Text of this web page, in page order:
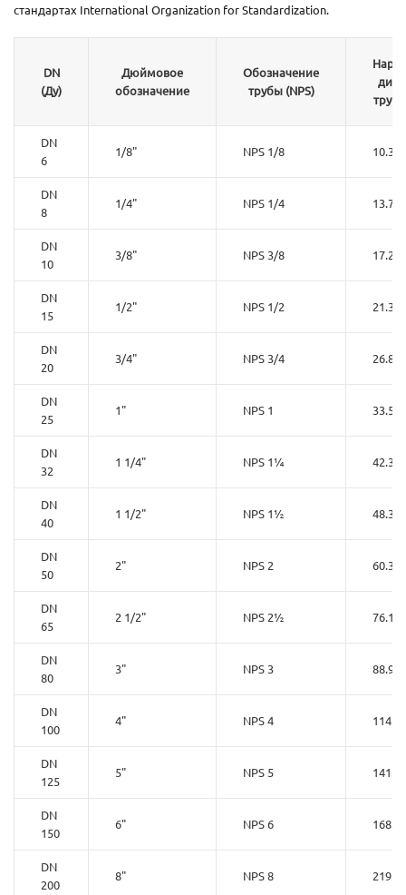
стандартах International Organization for Standardization.
DN
(Ду)
Дюймовое
обозначение
Обозначение
трубы (NPS)
DN
6
1/8" NPS 1/8 10.3
DN
8
1/4" NPS 1/4 13.7
DN
10
3/8" NPS 3/8 17.2
DN
15
1/2" NPS 1/2 21.3
DN
20
3/4" NPS 3/4 26.8
DN
25
1" NPS 1 33.5
DN
32
1 1/4" NPS 1¼ 42.3
DN
40
1 1/2" NPS 1½ 48.3
DN
50
2" NPS 2 60.3
DN
65
2 1/2" NPS 2½ 76.1
DN
80
3" NPS 3 88.9
DN
100
4" NPS 4 114.3
DN
125
5" NPS 5 141.3
DN
150
6" NPS 6 168.3
DN
200
8" NPS 8 219.1